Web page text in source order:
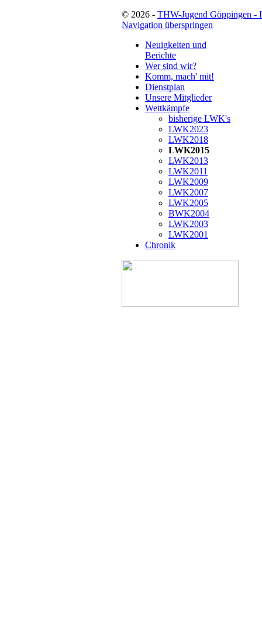
© 2026 - THW-Jugend Göppingen -
Navigation überspringen
Neuigkeiten und
Berichte
Wer sind wir?
Komm, mach' mit!
Dienstplan
Unsere Mitglieder
Wettkämpfe
bisherige LWK's
LWK2023
LWK2018
LWK2015
LWK2013
LWK2011
LWK2009
LWK2007
LWK2005
BWK2004
LWK2003
LWK2001
Chronik